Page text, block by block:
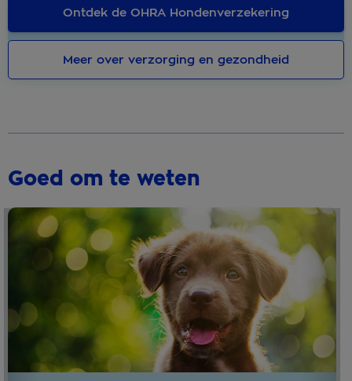
Ontdek de OHRA Hondenverzekering
Meer over verzorging en gezondheid
Goed om te weten